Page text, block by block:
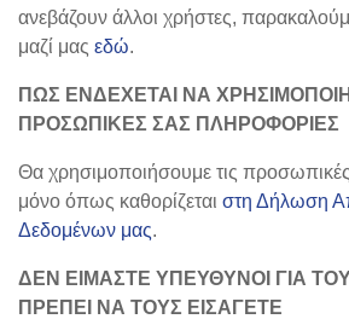
ανεβάζουν άλλοι χρήστες,
μαζί μας εδώ.
ΠΩΣ ΕΝΔΕΧΕΤΑΙ ΝΑ
ΠΡΟΣΩΠΙΚΕΣ ΣΑΣ ΠΛΗΡΟΦΟΡΙΕΣ
Θα χρησιμοποιήσουμε τις
μόνο όπως καθορίζεται στη Δήλωση
Δεδομένων μας.
ΔΕΝ ΕΙΜΑΣΤΕ ΥΠΕΥΘΥΝΟΙ ΓΙΑ
ΠΡΕΠΕΙ ΝΑ ΤΟΥΣ ΕΙΣΑΓΕΤΕ